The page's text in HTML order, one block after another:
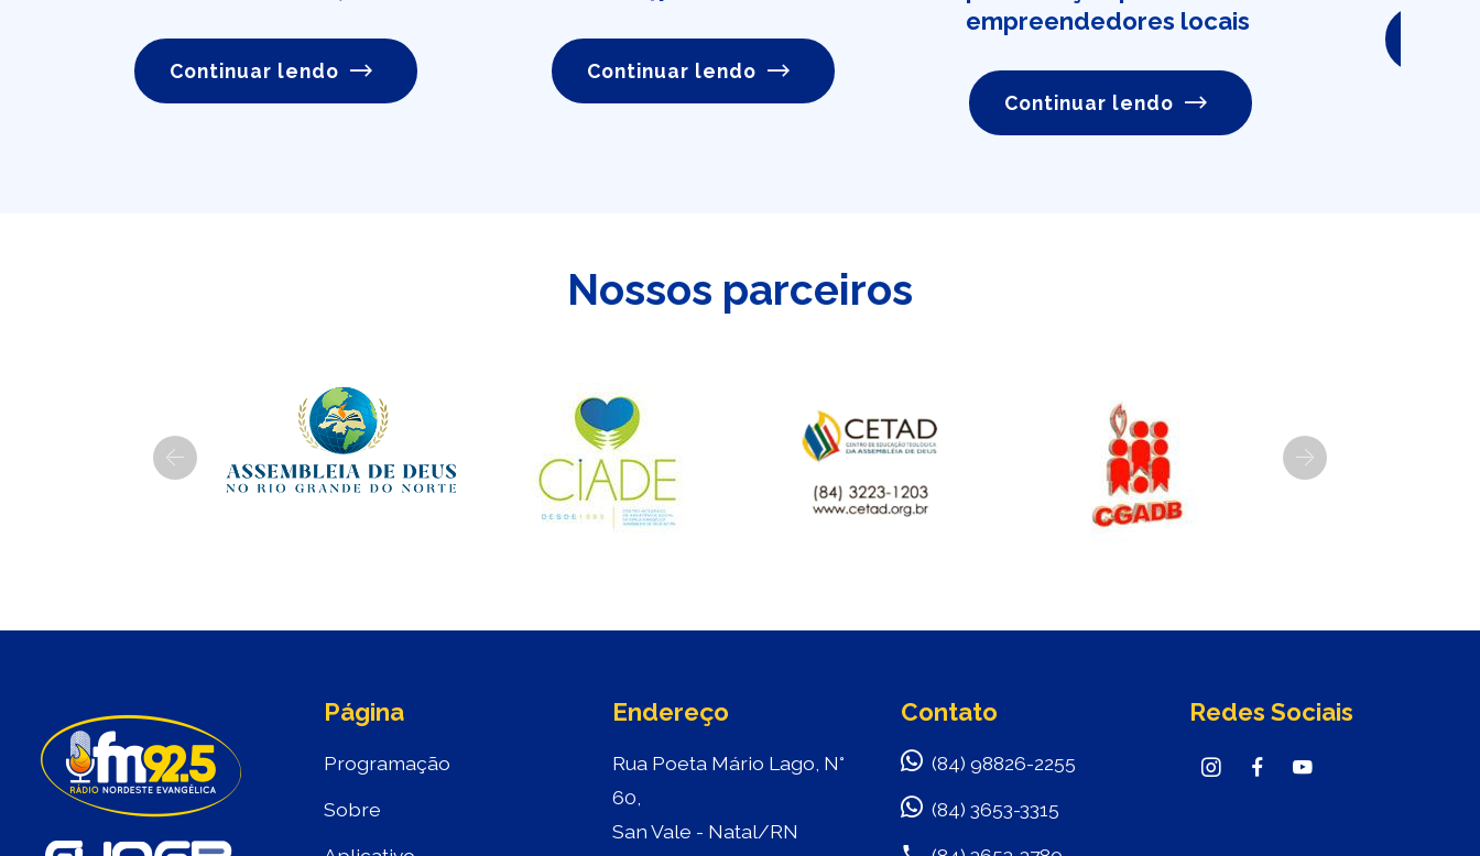
Continuar lendo Continuar lendo
empreendedores locais
Continuar lendo
Nossos parceiros
Previous Next
Página
Programação
Sobre
Endereço
Rua Poeta Mário Lago, N°
60,
San Vale - Natal/RN
Contato
(84) 98826-2255
(84) 3653-3315
Redes Sociais